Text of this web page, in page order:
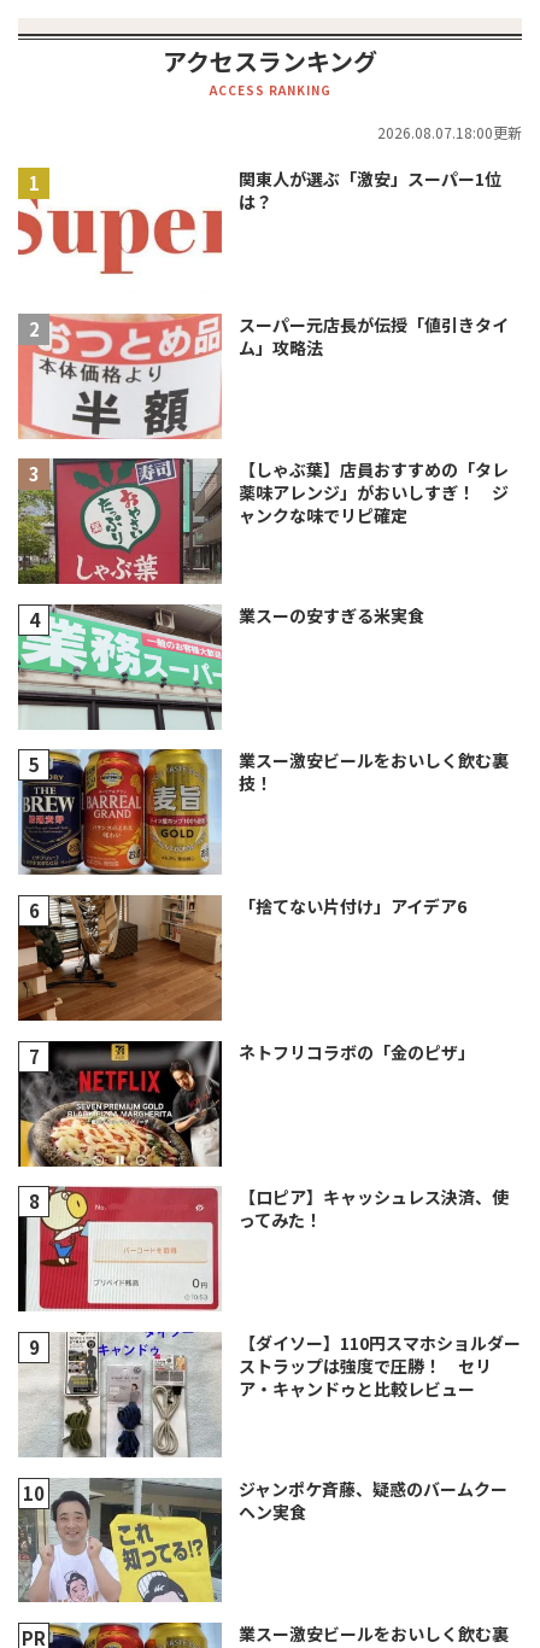
アクセスランキング
ACCESS RANKING
2026.08.07.18:00更新
関東人が選ぶ「激安」スーパー1位
は？
スーパー元店長が伝授「値引きタイ
ム」攻略法
【しゃぶ葉】店員おすすめの「タレ
薬味アレンジ」がおいしすぎ！ ジ
ャンクな味でリピ確定
業スーの安すぎる米実食
業スー激安ビールをおいしく飲む裏
技！
「捨てない片付け」アイデア6
ネトフリコラボの「金のピザ」
【ロピア】キャッシュレス決済、使
ってみた！
【ダイソー】110円スマホショルダー
ストラップは強度で圧勝！ セリ
ア・キャンドゥと比較レビュー
ジャンポケ斉藤、疑惑のバームクー
ヘン実食
業スー激安ビールをおいしく飲む裏